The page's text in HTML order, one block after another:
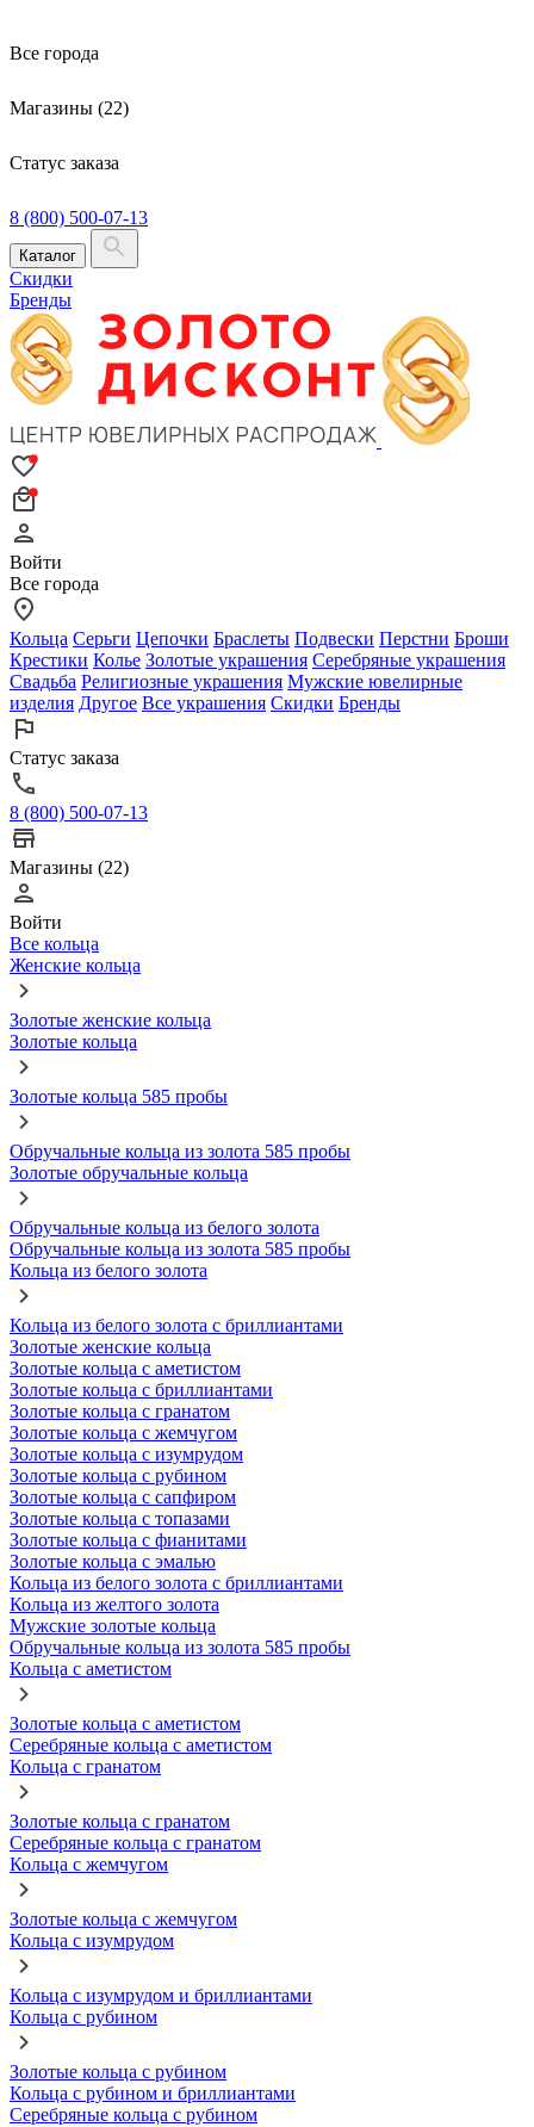
Все города
Магазины (22)
Статус заказа
8 (800) 500-07-13
Каталог
Скидки
Бренды
Войти
Все города
Кольца Серьги Цепочки Браслеты Подвески Перстни Броши
Крестики Колье Золотые украшения Серебряные украшения
Свадьба Религиозные украшения Мужские ювелирные
изделия Другое Все украшения Скидки Бренды
Статус заказа
8 (800) 500-07-13
Магазины (22)
Войти
Все кольца
Женские кольца
Золотые женские кольца
Золотые кольца
Золотые кольца 585 пробы
Обручальные кольца из золота 585 пробы
Золотые обручальные кольца
Обручальные кольца из белого золота
Обручальные кольца из золота 585 пробы
Кольца из белого золота
Кольца из белого золота с бриллиантами
Золотые женские кольца
Золотые кольца с аметистом
Золотые кольца с бриллиантами
Золотые кольца с гранатом
Золотые кольца с жемчугом
Золотые кольца с изумрудом
Золотые кольца с рубином
Золотые кольца с сапфиром
Золотые кольца с топазами
Золотые кольца с фианитами
Золотые кольца с эмалью
Кольца из белого золота с бриллиантами
Кольца из желтого золота
Мужские золотые кольца
Обручальные кольца из золота 585 пробы
Кольца с аметистом
Золотые кольца с аметистом
Серебряные кольца с аметистом
Кольца с гранатом
Золотые кольца с гранатом
Серебряные кольца с гранатом
Кольца с жемчугом
Золотые кольца с жемчугом
Кольца с изумрудом
Кольца с изумрудом и бриллиантами
Кольца с рубином
Золотые кольца с рубином
Кольца с рубином и бриллиантами
Серебряные кольца с рубином